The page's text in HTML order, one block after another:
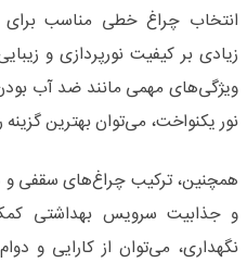
انتخاب چراغ خطی مناسب برای
زیادی بر کیفیت نورپردازی و
ویژگی‌های مهمی مانند ضد آب
نور یکنواخت، می‌توان بهترین گزینه
همچنین، ترکیب چراغ‌های سقفی و
و جذابیت سرویس بهداشتی
نگهداری، می‌توان از کارایی و